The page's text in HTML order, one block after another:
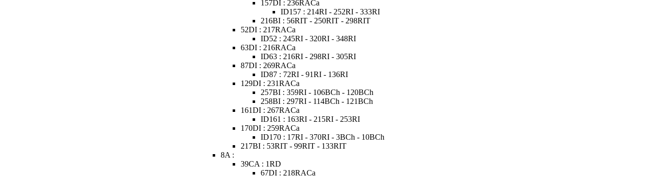
157DI : 236RACa
ID157 : 214RI - 252RI - 333RI
216BI : 56RIT - 250RIT - 298RIT
52DI : 217RACa
ID52 : 245RI - 320RI - 348RI
63DI : 216RACa
ID63 : 216RI - 298RI - 305RI
87DI : 269RACa
ID87 : 72RI - 91RI - 136RI
129DI : 231RACa
257BI : 359RI - 106BCh - 120BCh
258BI : 297RI - 114BCh - 121BCh
161DI : 267RACa
ID161 : 163RI - 215RI - 253RI
170DI : 259RACa
ID170 : 17RI - 370RI - 3BCh - 10BCh
217BI : 53RIT - 99RIT - 133RIT
8A :
39CA : 1RD
67DI : 218RACa